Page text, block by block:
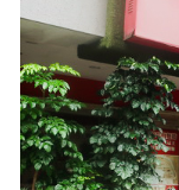
書房集
日記簿
餐桌週記
享樂隨手拍